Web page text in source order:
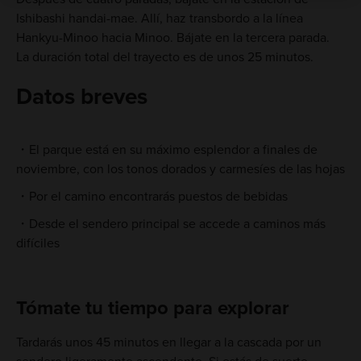
Ishibashi handai-mae. Allí, haz transbordo a la línea
Hankyu-Minoo hacia Minoo. Bájate en la tercera parada.
La duración total del trayecto es de unos 25 minutos.
Datos breves
El parque está en su máximo esplendor a finales de
noviembre, con los tonos dorados y carmesíes de las hojas
Por el camino encontrarás puestos de bebidas
Desde el sendero principal se accede a caminos más
difíciles
Tómate tu tiempo para explorar
Tardarás unos 45 minutos en llegar a la cascada por un